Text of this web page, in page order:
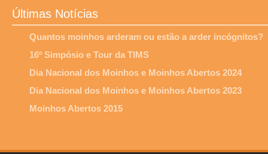
Últimas Notícias
Quantos moinhos arderam ou estão a arder incógnitos?
16º Simpósio e Tour da TIMS
Dia Nacional dos Moinhos e Moinhos Abertos 2024
Dia Nacional dos Moinhos e Moinhos Abertos 2023
Moinhos Abertos 2015